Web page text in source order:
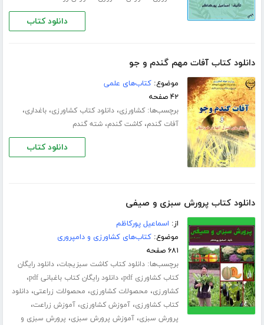
دانلود کتاب
دانلود کتاب آفات مهم گندم و جو
موضوع:کتاب‌های علمی
۴۲ صفحه
برچسب‌ها:کشاورزی،دانلود کتاب کشاورزی،باغداری،
آفات گندم،کاشت گندم،شته گندم
دانلود کتاب
دانلود کتاب پرورش سبزی و صیفی
از: اسماعیل پورکاظم
موضوع:کتاب‌های کشاورزی و دامپروری
۶۸۱ صفحه
برچسب‌ها:دانلود کتاب کاشت سبزیجات،دانلود رایگان
کتاب کشاورزی pdf
،دانلود رایگان کتاب باغبانی pdf ،
کشاورزی، محصولات کشاورزی، محصولات زراعتی،دانلود
کتاب کشاورزی،آموزش کشاورزی،آموزش زراعت،
پرورش سبزی،آموزش پرورش سبزی، پرورش سبزی و